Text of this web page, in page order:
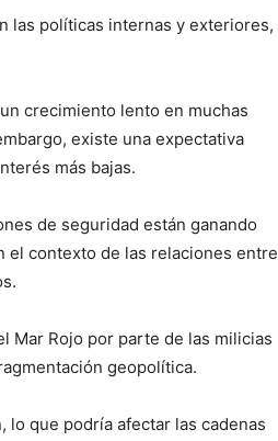
las políticas internas y exteriores,
crecimiento lento en muchas
existe una expectativa
más bajas.
de seguridad están ganando
el contexto de las relaciones entre
Mar Rojo por parte de las milicias
geopolítica.
lo que podría afectar las cadenas